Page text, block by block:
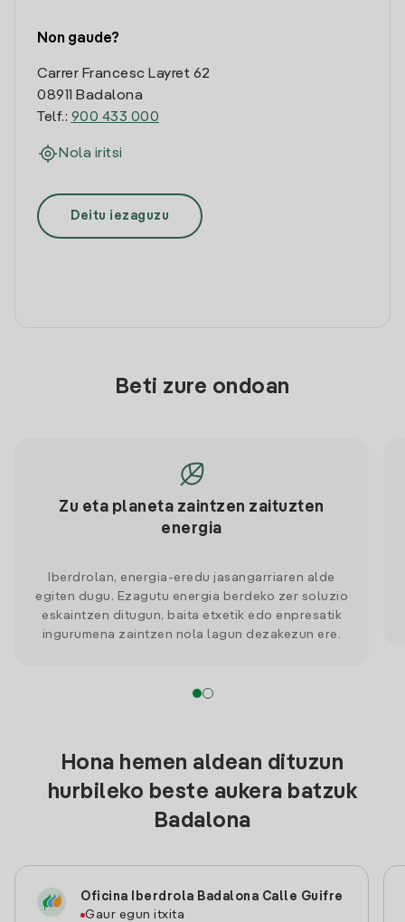
Non gaude?
Carrer Francesc Layret 62
08911 Badalona
Telf.: 900 433 000
Nola iritsi
Deitu iezaguzu
Beti zure ondoan
Zu eta planeta zaintzen zaituzten
energia
Iberdrolan, energia-eredu jasangarriaren alde
egiten dugu. Ezagutu energia berdeko zer soluzio
eskaintzen ditugun, baita etxetik edo enpresatik
ingurumena zaintzen nola lagun dezakezun ere.
Hona hemen aldean dituzun
hurbileko beste aukera batzuk
Badalona
Oficina Iberdrola Badalona Calle Guifre
Gaur egun itxita